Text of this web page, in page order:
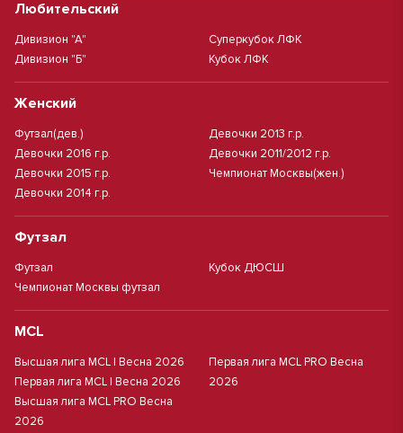
Любительский
Дивизион "А"
Дивизион "Б"
Суперкубок ЛФК
Кубок ЛФК
Женский
Футзал(дев.)
Девочки 2016 г.р.
Девочки 2015 г.р.
Девочки 2014 г.р.
Девочки 2013 г.р.
Девочки 2011/2012 г.р.
Чемпионат Москвы(жен.)
Футзал
Футзал
Чемпионат Москвы футзал
Кубок ДЮСШ
MCL
Высшая лига MCL | Весна 2026
Первая лига MCL | Весна 2026
Высшая лига MCL PRO Весна
2026
Первая лига MCL PRO Весна
2026